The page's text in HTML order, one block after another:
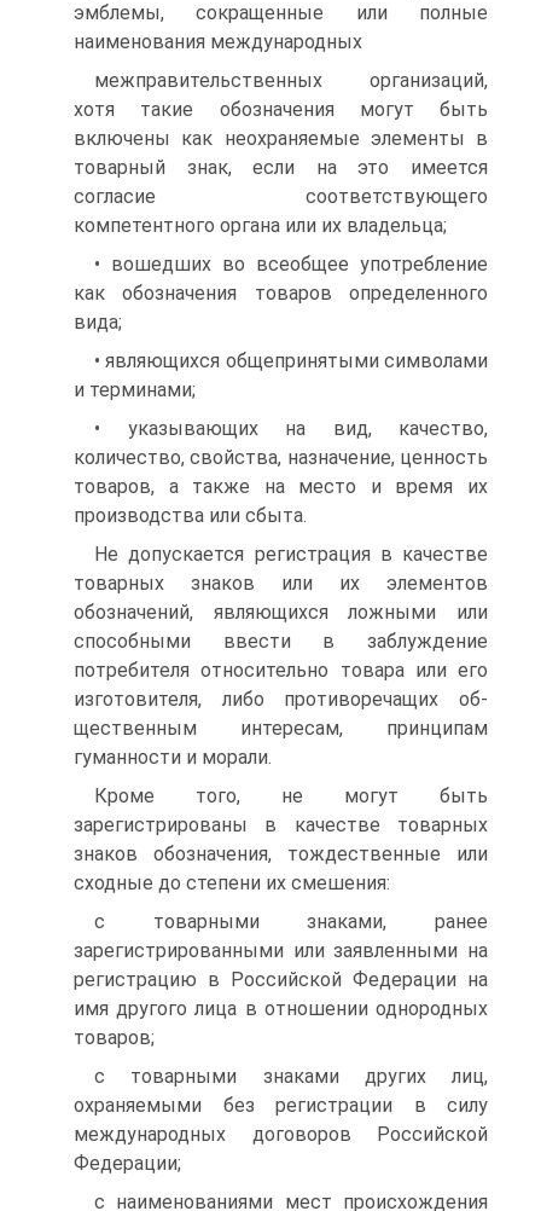
эмблемы, сокращенные или полные
наименования международных
межправительственных организаций,
хотя такие обозначения могут быть
включены как неохраняемые элементы в
товарный знак, если на это имеется
согласие соответствую­щего
компетентного органа или их владельца;
• вошедших во всеобщее употребление
как обозначения товаров определенного
вида;
• являющихся общепринятыми символами
и терминами;
• указывающих на вид, качество,
количество, свойства, назначение, ценность
товаров, а также на место и время их
производства или сбыта.
Не допускается регистрация в качестве
товарных знаков или их элементов
обозначений, являющихся ложными или
способными ввести в заблуждение
потребителя относитель­но товара или его
изготовителя, либо противоречащих об­
щественным интересам, принципам
гуманности и морали.
Кроме того, не могут быть
зарегистрированы в качестве товарных
знаков обозначения, тождественные или
сходные до степени их смешения:
с товарными знаками, ранее
зарегистрированными или заявленными на
регистрацию в Российской Федерации на
имя другого лица в отношении однородных
товаров;
с товарными знаками других лиц,
охраняемыми без ре­гистрации в силу
международных договоров Российской
Федерации;
с наименованиями мест происхождения